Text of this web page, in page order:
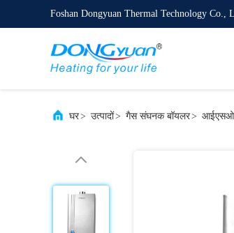
Foshan Dongyuan Thermal Technology Co.,
घर> उत्पादों> गैस संघनक बॉयलर> आईएसओ